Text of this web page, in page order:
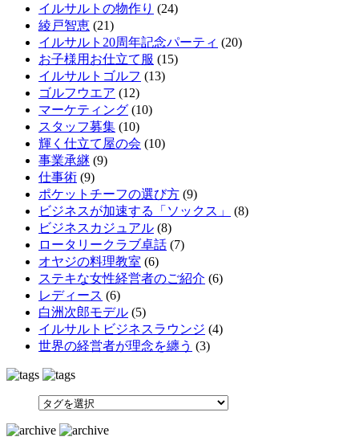
イルサルトの物作り (24)
綾戸智恵 (21)
イルサルト20周年記念パーティ (20)
お子様用お仕立て服 (15)
イルサルトゴルフ (13)
ゴルフウエア (12)
マーケティング (10)
スタッフ募集 (10)
輝く仕立て屋の会 (10)
事業承継 (9)
仕事術 (9)
ポケットチーフの選び方 (9)
ビジネスが加速する「ソックス」
(8)
ビジネスカジュアル (8)
ロータリークラブ卓話 (7)
オヤジの料理教室 (6)
ステキな女性経営者のご紹介 (6)
レディース (6)
白洲次郎モデル (5)
イルサルトビジネスラウンジ (4)
世界の経営者が理念を纏う (3)